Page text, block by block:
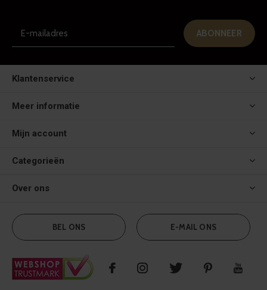
ABONNEER
Klantenservice
Meer informatie
Mijn account
Categorieën
Over ons
BEL ONS E-MAIL ONS